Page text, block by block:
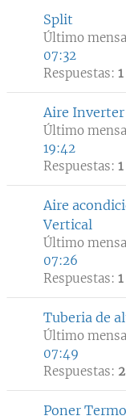
Split
Último
07:32
Respuestas: 1
Aire Inverter
Último
19:42
Respuestas: 1
Aire
Vertical
Último
07:26
Respuestas: 1
Tuberia de
Último
07:49
Respuestas: 2
Poner